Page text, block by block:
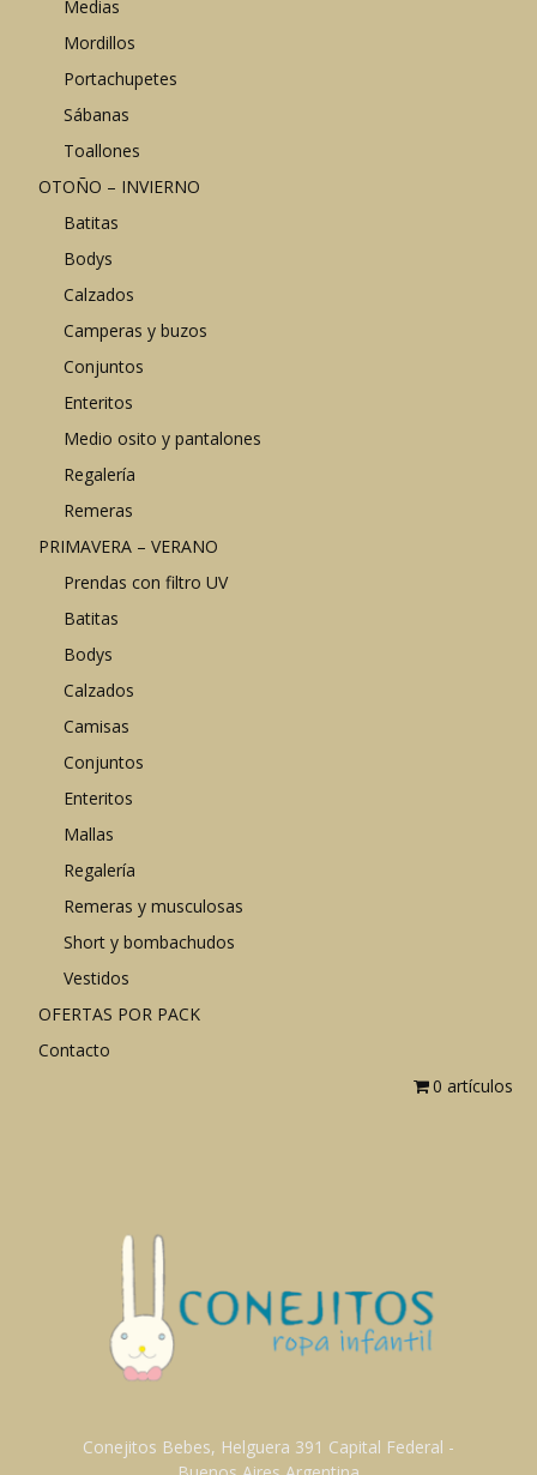
Medias
Mordillos
Portachupetes
Sábanas
Toallones
OTOÑO – INVIERNO
Batitas
Bodys
Calzados
Camperas y buzos
Conjuntos
Enteritos
Medio osito y pantalones
Regalería
Remeras
PRIMAVERA – VERANO
Prendas con filtro UV
Batitas
Bodys
Calzados
Camisas
Conjuntos
Enteritos
Mallas
Regalería
Remeras y musculosas
Short y bombachudos
Vestidos
OFERTAS POR PACK
Contacto
0 artículos
Conejitos Bebes, Helguera 391 Capital Federal -